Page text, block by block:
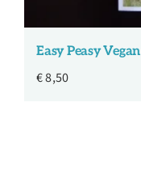
Easy Peasy
€8,50